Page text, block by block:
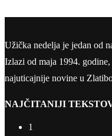
Užička nedelja je jedan od
Izlazi od maja 1994.
najuticajnije novine u
NAJČITANIJI
1